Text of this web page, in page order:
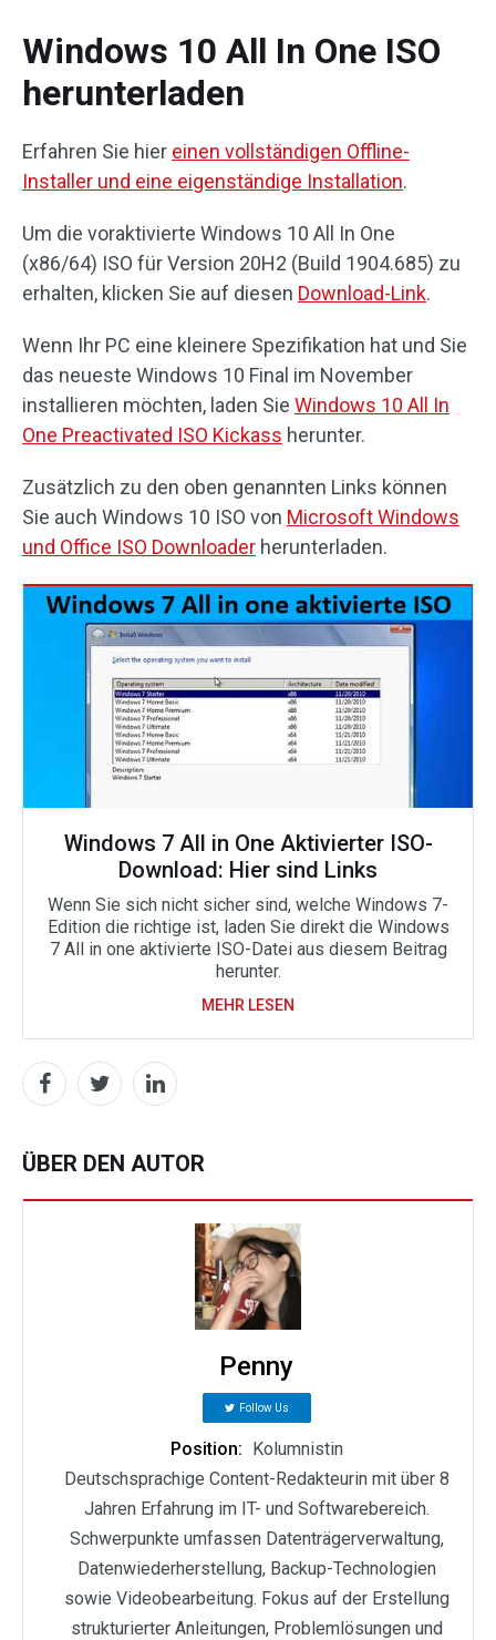
Windows 10 All In One ISO
herunterladen
Erfahren Sie hier einen vollständigen Offline-
Installer und eine eigenständige Installation.
Um die voraktivierte Windows 10 All In One
(x86/64) ISO für Version 20H2 (Build 1904.685) zu
erhalten, klicken Sie auf diesen Download-Link.
Wenn Ihr PC eine kleinere Spezifikation hat und Sie
das neueste Windows 10 Final im November
installieren möchten, laden Sie Windows 10 All In
One Preactivated ISO Kickass herunter.
Zusätzlich zu den oben genannten Links können
Sie auch Windows 10 ISO von Microsoft Windows
und Office ISO Downloader herunterladen.
Windows 7 All in One Aktivierter ISO-
Download: Hier sind Links
Wenn Sie sich nicht sicher sind, welche Windows 7-
Edition die richtige ist, laden Sie direkt die Windows
7 All in one aktivierte ISO-Datei aus diesem Beitrag
herunter.
MEHR LESEN
ÜBER DEN AUTOR
Penny
Follow Us
Position: Kolumnistin
Deutschsprachige Content-Redakteurin mit über 8
Jahren Erfahrung im IT- und Softwarebereich.
Schwerpunkte umfassen Datenträgerverwaltung,
Datenwiederherstellung, Backup-Technologien
sowie Videobearbeitung. Fokus auf der Erstellung
strukturierter Anleitungen, Problemlösungen und